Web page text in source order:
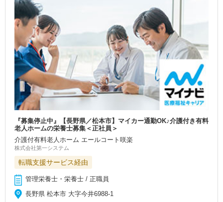
『募集停止中』【長野県／松本市】マイカー通勤OK♪介護付き有料
老人ホームの栄養士募集＜正社員＞
介護付有料老人ホーム エールコート咲楽
株式会社第一システム
転職支援サービス経由
管理栄養士・栄養士 / 正職員
長野県 松本市 大字今井6988-1